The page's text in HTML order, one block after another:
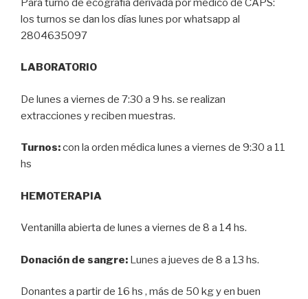
Para turno de ecografía derivada por médico de CAPS:
los turnos se dan los días lunes por whatsapp al
2804635097
LABORATORIO
De lunes a viernes de 7:30 a 9 hs. se realizan
extracciones y reciben muestras.
Turnos:con la orden médica lunes a viernes de 9:30 a 11
hs
HEMOTERAPIA
Ventanilla abierta de lunes a viernes de 8 a 14 hs.
Donación de sangre: Lunes a jueves de 8 a 13 hs.
Donantes a partir de 16 hs , más de 50 kg y en buen